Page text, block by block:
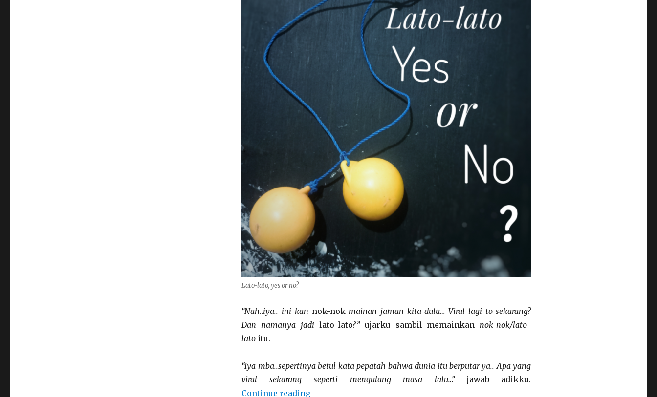
Lato-lato, yes or no?
“Nah..iya.. ini kan nok-nok mainan jaman kita dulu… Viral lagi to sekarang?
Dan namanya jadi lato-lato?” ujarku sambil memainkan nok-nok/lato-
lato itu.
“Iya mba..sepertinya betul kata pepatah bahwa dunia itu berputar ya.. Apa yang
viral sekarang seperti mengulang masa lalu…” jawab adikku.
Continue reading“Lato-lato, Yes or No?”